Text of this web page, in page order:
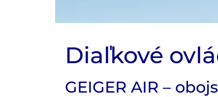
Diaľkové
GEIGER AIR –